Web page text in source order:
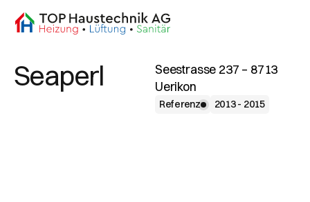
Seaperl
Seestrasse 237 – 8713
Uerikon
Referenz 2013 - 2015